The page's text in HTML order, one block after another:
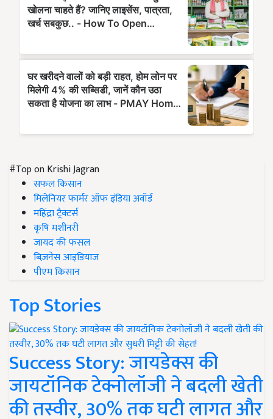
#Top on Krishi Jagran
सफल किसान
मिलेनियर फार्मर ऑफ इंडिया अवॉर्ड
महिंद्रा ट्रैक्टर्स
कृषि मशीनरी
जायद की फसल
बिज़नेस आइडियाज
पीएम किसान
Top Stories
Success Story: जायडेक्स की
जायटॉनिक टेक्नोलॉजी ने बदली खेती
की तस्वीर, 30% तक घटी लागत और